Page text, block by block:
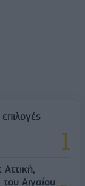
Αιγαίου